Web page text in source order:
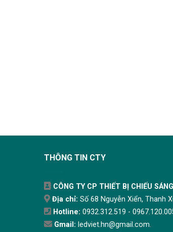
THÔNG TIN CTY
CÔNG TY CP THIẾT BỊ CHIẾU
Địa chỉ: Số 68 Nguyễn Xiển, Thanh
Hotline: 0932.312.519 -
Gmail: ledviet.hn@gmail.com.